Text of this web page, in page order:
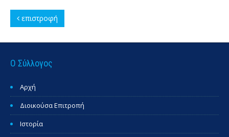
επιστροφή
Ο Σύλλογος
Αρχή
Διοικούσα Επιτροπή
Ιστορία